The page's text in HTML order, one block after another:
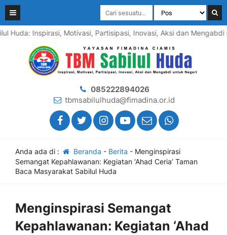
Huda: Inspirasi, Motivasi, Partisipasi, Inovasi, Aksi dan
085222894026
tbmsabilulhuda@fimadina.or.id
Anda ada di : Beranda - Berita - Menginspirasi
Semangat Kepahlawanan: Kegiatan ‘Ahad Ceria’ Taman
Baca Masyarakat Sabilul Huda
Menginspirasi Semangat
Kepahlawanan: Kegiatan ‘Ahad